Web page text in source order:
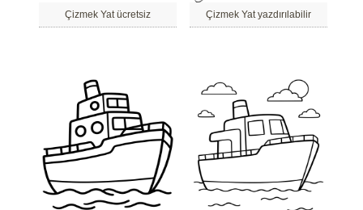
Çizmek Yat ücretsiz Çizmek Yat yazdırılabilir